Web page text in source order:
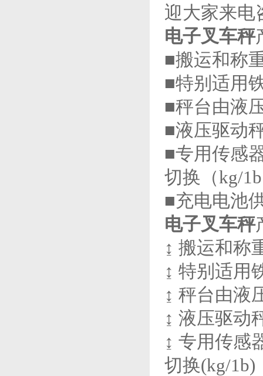
迎大家来电
电子叉车秤
■搬运和称
■特别适用
■秤台由液
■液压驱动
■专用传感
切换（kg/
■充电电池
电子叉车秤
↨ 搬运和称
↨ 特别适用
↨ 秤台由液
↨ 液压驱动
↨ 专用传感
切换(kg/1b)